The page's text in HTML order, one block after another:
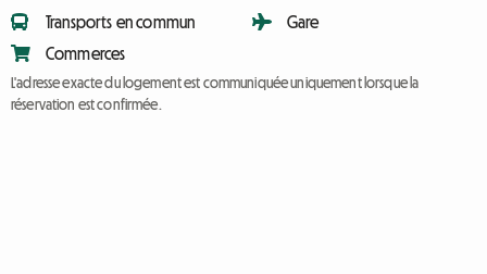
Transports en commun
Commerces
Gare
L'adresse exacte du logement est communiquée uniquement lorsque la
réservation est confirmée.